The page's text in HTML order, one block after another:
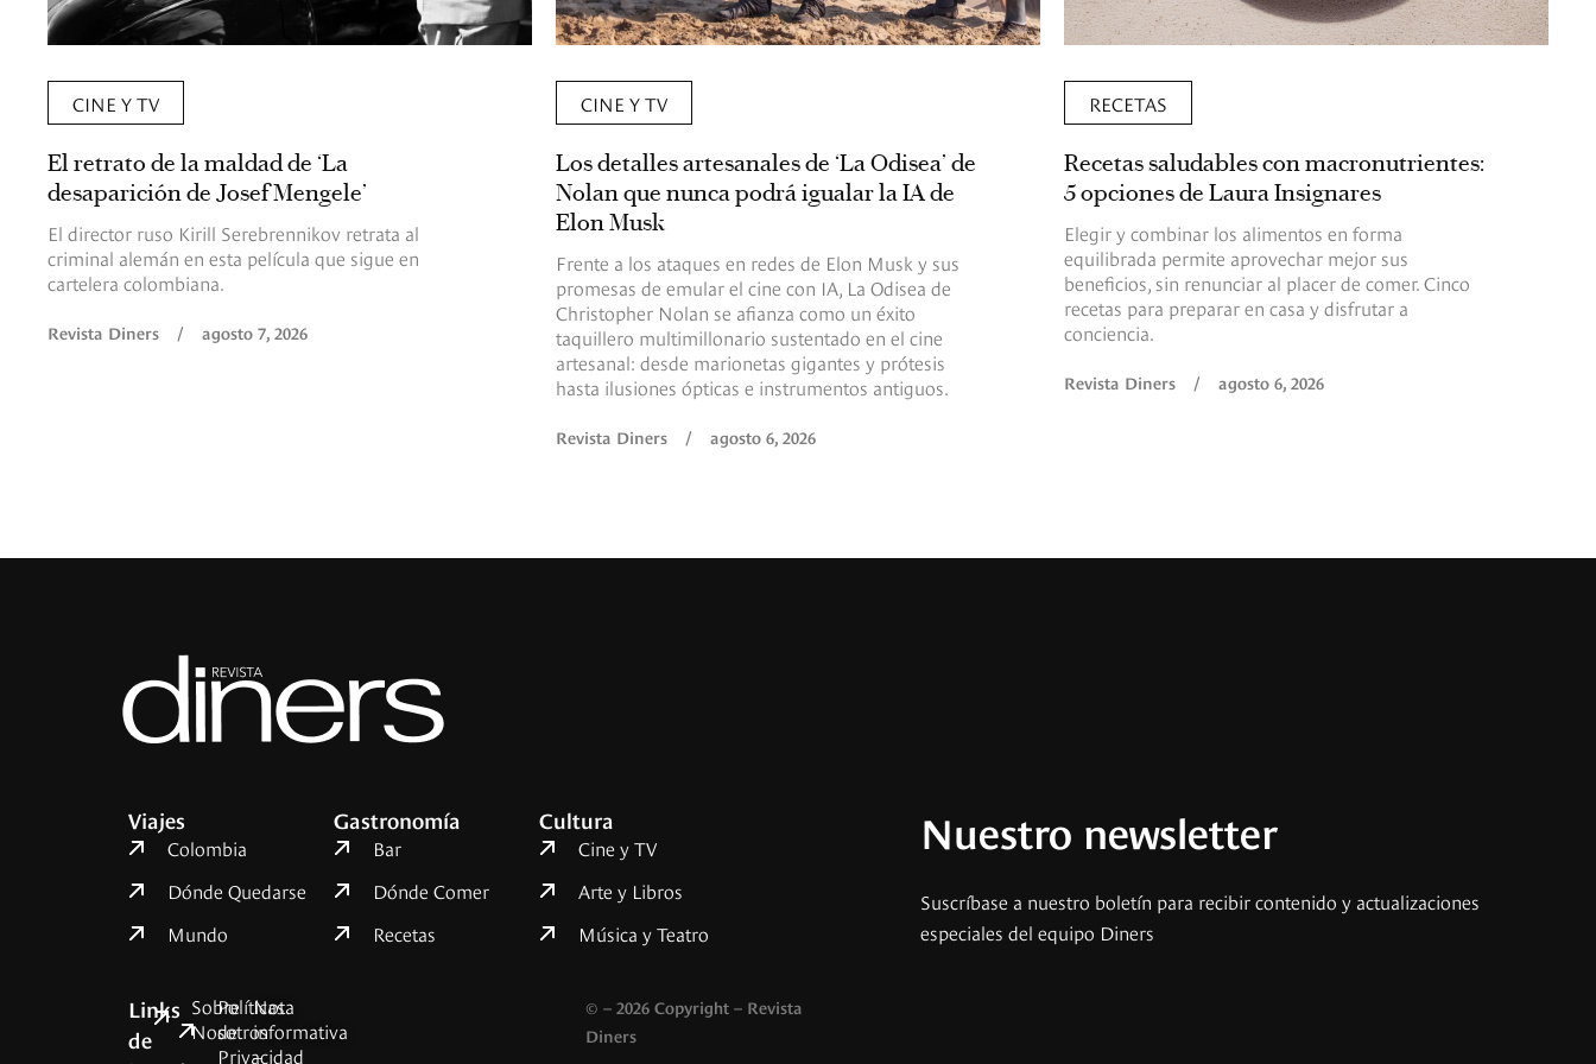
CINE Y TV
El retrato de la maldad de ‘La
desaparición de Josef Mengele’
El director ruso Kirill Serebrennikov retrata al
criminal alemán en esta película que sigue en
cartelera colombiana.
Revista Diners / agosto 7, 2026
CINE Y TV
Los detalles artesanales de ‘La Odisea’ de
Nolan que nunca podrá igualar la IA de
Elon Musk
Frente a los ataques en redes de Elon Musk y sus
promesas de emular el cine con IA, La Odisea de
Christopher Nolan se afianza como un éxito
taquillero multimillonario sustentado en el cine
artesanal: desde marionetas gigantes y prótesis
hasta ilusiones ópticas e instrumentos antiguos.
Revista Diners / agosto 6, 2026
RECETAS
Recetas saludables con macronutrientes:
5 opciones de Laura Insignares
Elegir y combinar los alimentos en forma
equilibrada permite aprovechar mejor sus
beneficios, sin renunciar al placer de comer. Cinco
recetas para preparar en casa y disfrutar a
conciencia.
Revista Diners / agosto 6, 2026
Viajes
Colombia
Dónde Quedarse
Mundo
Gastronomía
Bar
Dónde Comer
Recetas
Cultura
Cine y TV
Arte y Libros
Música y Teatro
Links
de
Sobre
Nosotros
Políticas
de
Privacidad
Nota
informativa
–
© – 2026 Copyright – Revista
Diners
Nuestro newsletter
Suscríbase a nuestro boletín para recibir contenido y actualizaciones
especiales del equipo Diners